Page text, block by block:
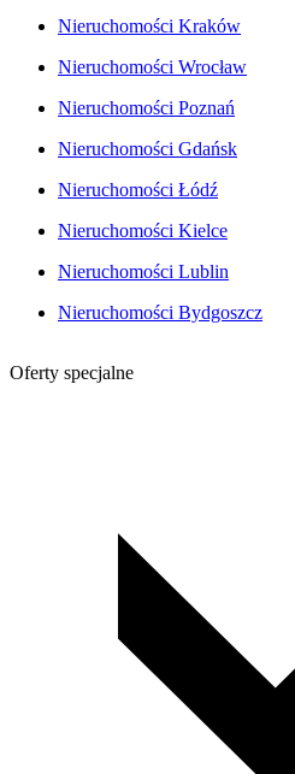
Nieruchomości Kraków
Nieruchomości Wrocław
Nieruchomości Poznań
Nieruchomości Gdańsk
Nieruchomości Łódź
Nieruchomości Kielce
Nieruchomości Lublin
Nieruchomości Bydgoszcz
Oferty specjalne